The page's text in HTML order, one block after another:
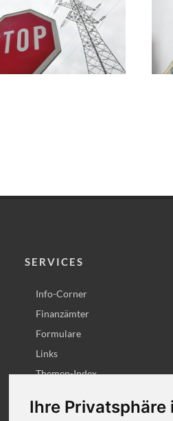
Ihre
SERVICES
Info-Corner
Finanzämter
Formulare
Links
Themen-Index